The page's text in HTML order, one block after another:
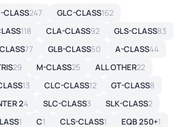
CLASS247 GLC-CLASS162
118 CLA-CLASS92 GLS-CLASS83
77 GLB-CLASS50 A-CLASS44
29 M-CLASS25 ALL OTHER22
13 CLC-CLASS12 GT-CLASS8
24 SLC-CLASS3 SLK-CLASS2
1 C1 CLS-CLASS1 EQB 250+1